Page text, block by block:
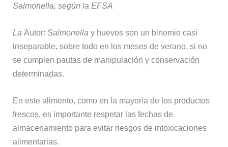
Salmonella, según la EFSA
LaAutor:Salmonella y huevos son un binomio casi
inseparable, sobre todo en los meses de verano, si no
se cumplen pautas de manipulación y conservación
determinadas.
En este alimento, como en la mayoría de los productos
frescos, es importante respetar las fechas de
almacenamiento para evitar riesgos de intoxicaciones
alimentarias.